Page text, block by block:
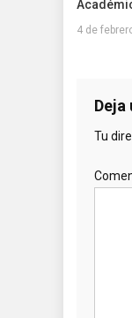
4 de
Deja
Tu